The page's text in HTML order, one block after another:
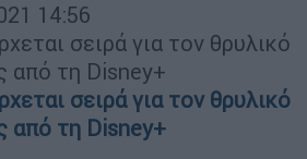
14:56
σειρά για τον θρυλικό
από τη Disney+
σειρά για τον θρυλικό
από τη Disney+